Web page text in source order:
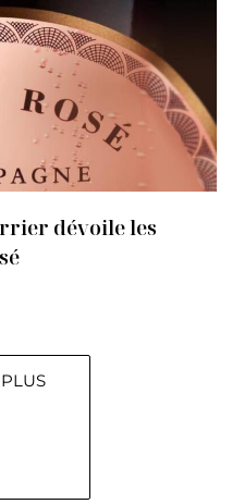
dévoile les